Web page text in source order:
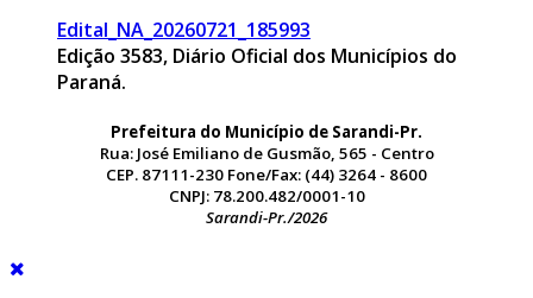
Edital_NA_20260721_185993
Edição 3583, Diário Oficial dos Municípios do
Paraná.
Prefeitura do Município de Sarandi-Pr.
Rua: José Emiliano de Gusmão, 565 - Centro
CEP. 87111-230 Fone/Fax: (44) 3264 - 8600
CNPJ: 78.200.482/0001-10
Sarandi-Pr./2026